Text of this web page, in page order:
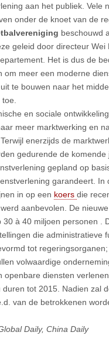
aan het publiek. Vele
onder de knoet van de
beschouwd
geleid door directeur Wei
Het is dus de
om meer een moderne
te bouwen naar het
en sociale
meer marktwerking en
enerzijds de
gedurende de komende
gepland op
garandeert. In
in op een koers die
werd aanbevolen. De
30 à 40 miljoen personen .
die administratieve
tot
volwaardige
openbare diensten
duren tot 2015. Nadien zal
van de betrokkenen
Daily, China Daily